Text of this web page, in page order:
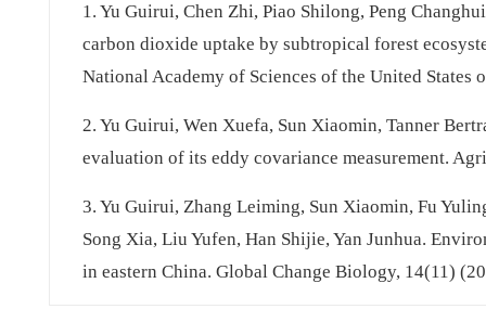
1. Yu Guirui, Chen Zhi, Piao Shilong, Peng
carbon dioxide uptake by subtropical forest
National Academy of Sciences of the United States
2. Yu Guirui, Wen Xuefa, Sun Xiaomin, Tanner
evaluation of its eddy covariance measurement.
3. Yu Guirui, Zhang Leiming, Sun Xiaomin, Fu
Song Xia, Liu Yufen, Han Shijie, Yan Junhua.
in eastern China. Global Change Biology, 14(11)